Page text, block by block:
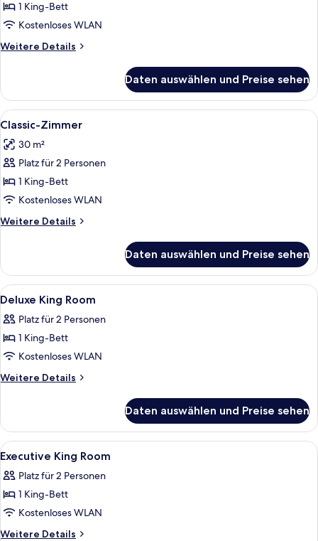
Suite
(Suri)
anzeigen
1 King-Bett
Kostenloses WLAN
Weitere Details
Weitere
(Suri)
Daten auswählen und Preise sehen
Alle
Fotos
für
Classic-
Zimmer
anzeigen
Ein ordentlich bezogenes Bett mit
4
Classic-Zimmer
30 m²
Platz für 2 Personen
1 King-Bett
Kostenloses WLAN
Weitere Details
Weitere
Zimmer
Daten auswählen und Preise sehen
Alle
Fotos
für
Deluxe
King
Room
Ein Hotelzimmer mit einem großen
11
Deluxe King Room
Platz für 2 Personen
1 King-Bett
Kostenloses WLAN
Weitere Details
Weitere
King
Room
Daten auswählen und Preise sehen
Alle
Fotos
für
Executive
King
Room
Ein Hotelzimmer mit einem Bett,
8
Executive King Room
Platz für 2 Personen
1 King-Bett
Kostenloses WLAN
Weitere Details
Weitere